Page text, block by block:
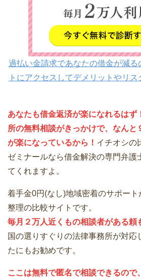
過払い金請求であなたの借金が減る
トにアクセスしてデメリットやリ
あなたも借金返済が楽になれるはず
所の無料相談がきっかけで、なんと
が楽になっているから！ イチオシの
ゼミナールなら借金解決の専門弁護
てくれますよ。
着手金0円(なし)地域密着のサポー
整理の比較サイトです。
毎月２万人近くもの相談者がある頼
国の選りすぐりの法律事務所が対応
たにもお勧めです。
ここは無料で匿名で相談できるので